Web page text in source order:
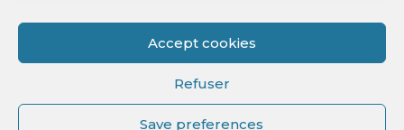
Accept cookies
Refuser
Save preferences
Mentions légales